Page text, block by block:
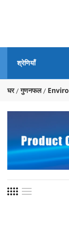
श्रेणियाँ
घर गुणनफल